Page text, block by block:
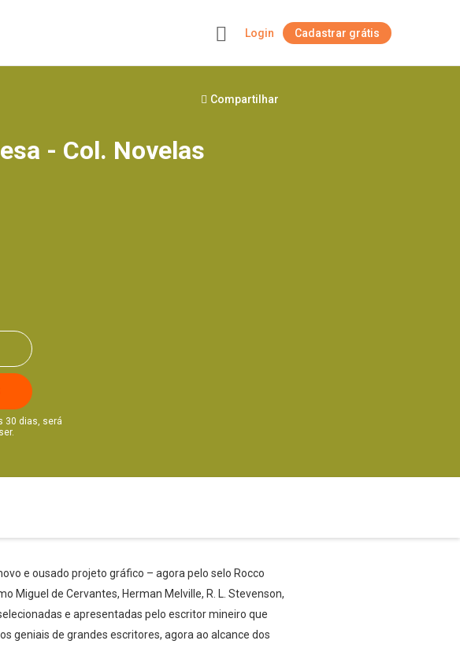
Login Cadastrar grátis
Compartilhar
- Col. Novelas
30 dias, será
e ousado projeto gráfico – agora pelo selo Rocco
Miguel de Cervantes, Herman Melville, R. L. Stevenson,
e apresentadas pelo escritor mineiro que
geniais de grandes escritores, agora ao alcance dos